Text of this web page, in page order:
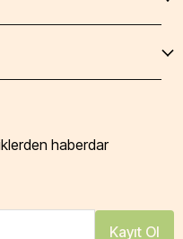
haberdar
Kayıt Ol